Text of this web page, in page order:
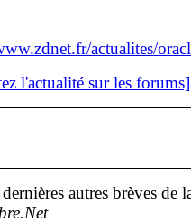
actualites/
l'actualité sur les forums]
autres brèves de